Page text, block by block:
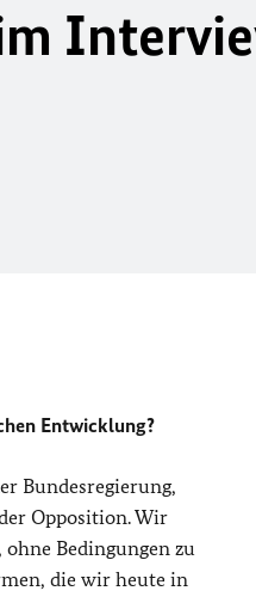
Entwicklung?
Bundesregierung,
Opposition. Wir
Bedingungen zu
die wir heute in